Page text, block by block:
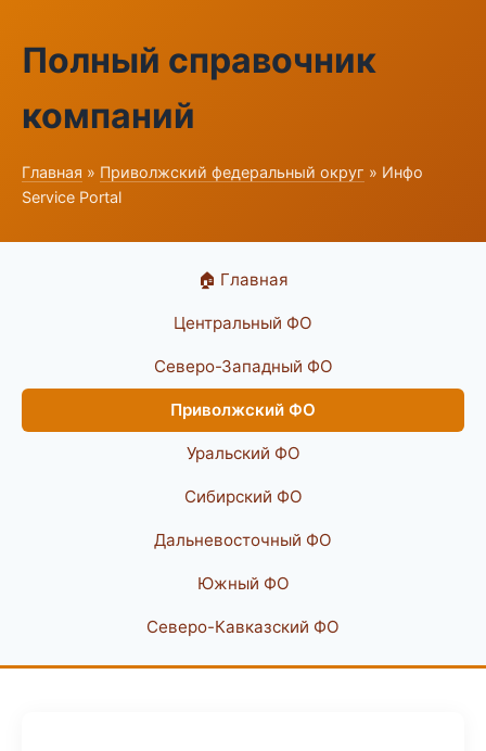
Полный справочник
компаний
Главная » Приволжский федеральный округ » Инфо
Service Portal
🏠 Главная
Центральный ФО
Северо-Западный ФО
Приволжский ФО
Уральский ФО
Сибирский ФО
Дальневосточный ФО
Южный ФО
Северо-Кавказский ФО